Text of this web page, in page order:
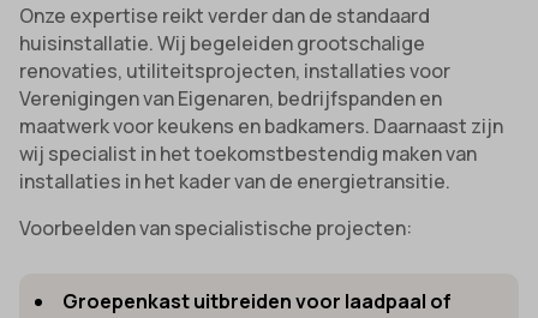
Onze expertise reikt verder dan de standaard
huisinstallatie. Wij begeleiden grootschalige
renovaties, utiliteitsprojecten, installaties voor
Verenigingen van Eigenaren, bedrijfspanden en
maatwerk voor keukens en badkamers. Daarnaast zijn
wij specialist in het toekomstbestendig maken van
installaties in het kader van de energietransitie.
Voorbeelden van specialistische projecten:
Groepenkast uitbreiden voor laadpaal of